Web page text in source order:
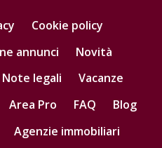
Cookie policy
annunci
Novità
Note legali
Vacanze
Area Pro FAQ
Blog
Agenzie immobiliari